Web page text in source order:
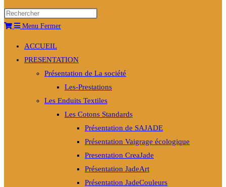
Menu Fermer
ACCUEIL
PRESENTATION
Présentation de La société
Les-Prestations
Les Enduits Textiles
Les Cotons Standards
Présentation de SAJADE
Présentation Vaigrage écologique
Presentation CreaJade
Présentation JadeArt
Présentation JadeCouleurs